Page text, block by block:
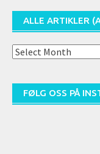
ALLE ARTIKLER
Alle
FØLG OSS PÅ